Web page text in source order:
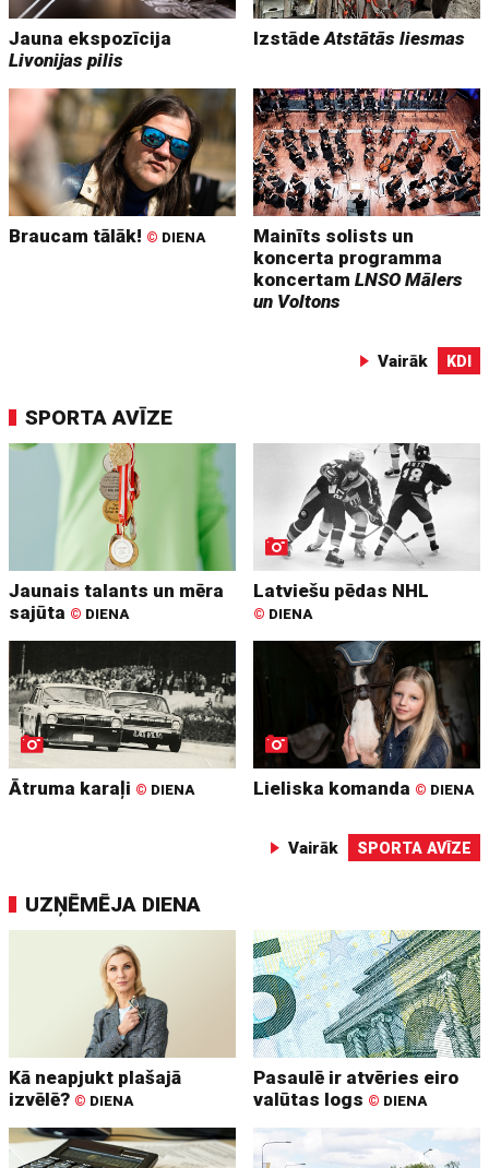
Jauna ekspozīcija
Livonijas pilis
IzstādeAtstātās liesmas
Braucam tālāk! © DIENA
Mainīts solists un
koncerta programma
koncertamLNSO Mālers
un Voltons
Vairāk KDI
SPORTA AVĪZE
Jaunais talants un mēra
sajūta © DIENA
Latviešu pēdas NHL
© DIENA
Ātruma karaļi © DIENA Lieliska komanda © DIENA
Vairāk SPORTA AVĪZE
UZŅĒMĒJA DIENA
Kā neapjukt plašajā
izvēlē? © DIENA
Pasaulē ir atvēries eiro
valūtas logs © DIENA